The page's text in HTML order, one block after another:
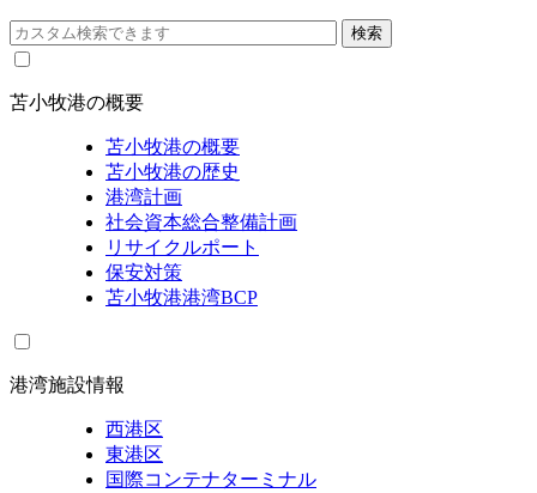
苫小牧港の概要
苫小牧港の概要
苫小牧港の歴史
港湾計画
社会資本総合整備計画
リサイクルポート
保安対策
苫小牧港港湾BCP
港湾施設情報
西港区
東港区
国際コンテナターミナル